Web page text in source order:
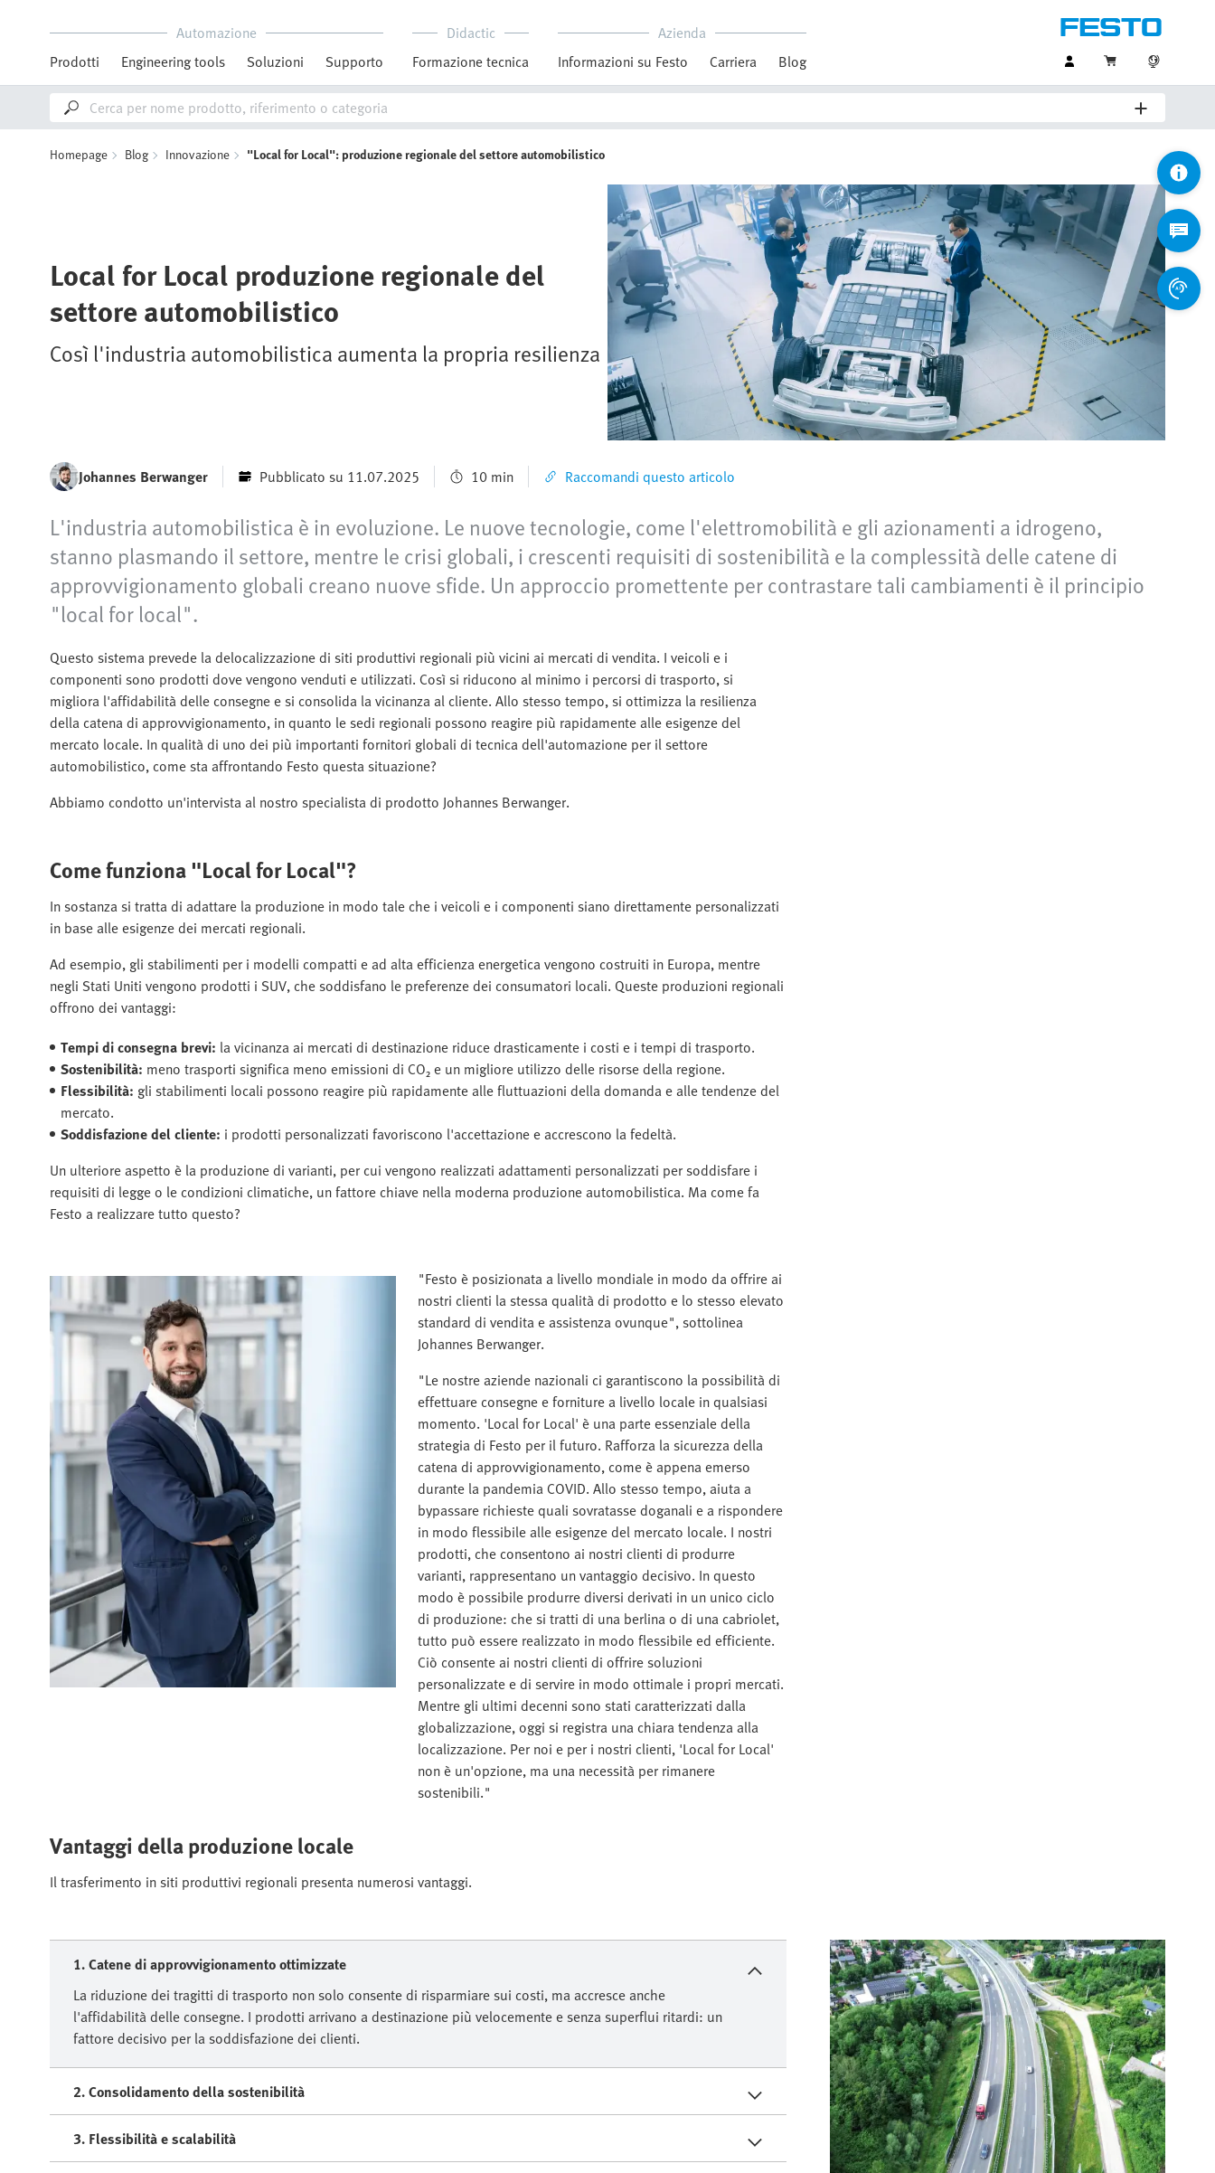
Automazione
Prodotti
Engineering tools Soluzioni Supporto
Didactic
Formazione tecnica
Azienda
Informazioni su Festo
Carriera Blog
Homepage Blog Innovazione "Local for Local": produzione regionale del settore automobilistico
Local for Local produzione regionale del
settore automobilistico
Così l'industria automobilistica aumenta la propria resilienza
Johannes Berwanger Pubblicato su 11.07.2025 10 min Raccomandi questo articolo
L'industria automobilistica è in evoluzione. Le nuove tecnologie, come l'elettromobilità e gli azionamenti a idrogeno,
stanno plasmando il settore, mentre le crisi globali, i crescenti requisiti di sostenibilità e la complessità delle catene di
approvvigionamento globali creano nuove sfide. Un approccio promettente per contrastare tali cambiamenti è il principio
"local for local".
Questo sistema prevede la delocalizzazione di siti produttivi regionali più vicini ai mercati di vendita. I veicoli e i
componenti sono prodotti dove vengono venduti e utilizzati. Così si riducono al minimo i percorsi di trasporto, si
migliora l'affidabilità delle consegne e si consolida la vicinanza al cliente. Allo stesso tempo, si ottimizza la resilienza
della catena di approvvigionamento, in quanto le sedi regionali possono reagire più rapidamente alle esigenze del
mercato locale. In qualità di uno dei più importanti fornitori globali di tecnica dell'automazione per il settore
automobilistico, come sta affrontando Festo questa situazione?
Abbiamo condotto un'intervista al nostro specialista di prodotto Johannes Berwanger.
Come funziona "Local for Local"?
In sostanza si tratta di adattare la produzione in modo tale che i veicoli e i componenti siano direttamente personalizzati
in base alle esigenze dei mercati regionali.
Ad esempio, gli stabilimenti per i modelli compatti e ad alta efficienza energetica vengono costruiti in Europa, mentre
negli Stati Uniti vengono prodotti i SUV, che soddisfano le preferenze dei consumatori locali. Queste produzioni regionali
offrono dei vantaggi:
Tempi di consegna brevi: la vicinanza ai mercati di destinazione riduce drasticamente i costi e i tempi di trasporto.
Sostenibilità: meno trasporti significa meno emissioni di CO₂ e un migliore utilizzo delle risorse della regione.
Flessibilità: gli stabilimenti locali possono reagire più rapidamente alle fluttuazioni della domanda e alle tendenze del
mercato.
Soddisfazione del cliente: i prodotti personalizzati favoriscono l'accettazione e accrescono la fedeltà.
Un ulteriore aspetto è la produzione di varianti, per cui vengono realizzati adattamenti personalizzati per soddisfare i
requisiti di legge o le condizioni climatiche, un fattore chiave nella moderna produzione automobilistica. Ma come fa
Festo a realizzare tutto questo?
"Festo è posizionata a livello mondiale in modo da offrire ai
nostri clienti la stessa qualità di prodotto e lo stesso elevato
standard di vendita e assistenza ovunque", sottolinea
Johannes Berwanger.
"Le nostre aziende nazionali ci garantiscono la possibilità di
effettuare consegne e forniture a livello locale in qualsiasi
momento. 'Local for Local' è una parte essenziale della
strategia di Festo per il futuro. Rafforza la sicurezza della
catena di approvvigionamento, come è appena emerso
durante la pandemia COVID. Allo stesso tempo, aiuta a
bypassare richieste quali sovratasse doganali e a rispondere
in modo flessibile alle esigenze del mercato locale. I nostri
prodotti, che consentono ai nostri clienti di produrre
varianti, rappresentano un vantaggio decisivo. In questo
modo è possibile produrre diversi derivati in un unico ciclo
di produzione: che si tratti di una berlina o di una cabriolet,
tutto può essere realizzato in modo flessibile ed efficiente.
Ciò consente ai nostri clienti di offrire soluzioni
personalizzate e di servire in modo ottimale i propri mercati.
Mentre gli ultimi decenni sono stati caratterizzati dalla
globalizzazione, oggi si registra una chiara tendenza alla
localizzazione. Per noi e per i nostri clienti, 'Local for Local'
non è un'opzione, ma una necessità per rimanere
sostenibili."
Vantaggi della produzione locale
Il trasferimento in siti produttivi regionali presenta numerosi vantaggi.
1. Catene di approvvigionamento ottimizzate
La riduzione dei tragitti di trasporto non solo consente di risparmiare sui costi, ma accresce anche
l'affidabilità delle consegne. I prodotti arrivano a destinazione più velocemente e senza superflui ritardi: un
fattore decisivo per la soddisfazione dei clienti.
2. Consolidamento della sostenibilità
3. Flessibilità e scalabilità